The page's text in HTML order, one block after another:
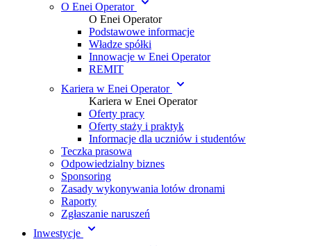
O Enei Operator
O Enei Operator
Podstawowe informacje
Władze spółki
Innowacje w Enei Operator
REMIT
Kariera w Enei Operator
Kariera w Enei Operator
Oferty pracy
Oferty staży i praktyk
Informacje dla uczniów i studentów
Teczka prasowa
Odpowiedzialny biznes
Sponsoring
Zasady wykonywania lotów dronami
Raporty
Zgłaszanie naruszeń
Inwestycje